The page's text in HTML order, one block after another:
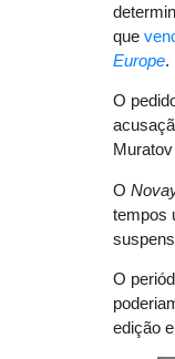
que
Europe.
O
O
tempos
O
edição